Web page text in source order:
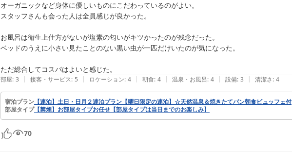
オーガニックなど身体に優しいものにこだわっているのがよい。
スタッフさんも会った人は全員感じが良かった。
お風呂は衛生上仕方がないが塩素の匂いがキツかったのが残念だった。
ベッドのうえに小さい見たことのない黒い虫が一匹だけいたのが気になった。
ただ総合してコスパはよいと感じた。
部屋: 3 | 接客・サービス: 5 | ロケーション: 4 | 朝食: 4 | 温泉・お風呂: 4 | 設備: 3 | 清潔さ: 4
宿泊プラン 【連泊】土日・日月２連泊プラン【曜日限定の連泊】☆天然温泉＆焼きたてパン朝食ビュッフェ付
部屋タイプ【禁煙】お部屋タイプお任せ【部屋タイプは当日までのお楽しみ】
70